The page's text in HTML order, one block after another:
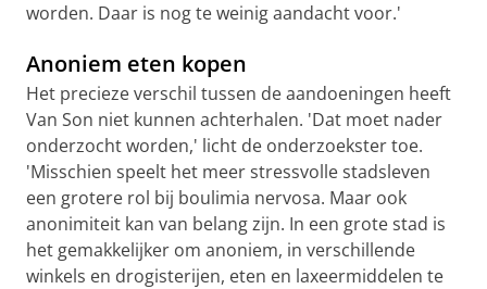
worden. Daar is nog te weinig aandacht voor.'
Anoniem eten kopen
Het precieze verschil tussen de aandoeningen heeft
Van Son niet kunnen achterhalen. 'Dat moet nader
onderzocht worden,' licht de onderzoekster toe.
'Misschien speelt het meer stressvolle stadsleven
een grotere rol bij boulimia nervosa. Maar ook
anonimiteit kan van belang zijn. In een grote stad is
het gemakkelijker om anoniem, in verschillende
winkels en drogisterijen, eten en laxeermiddelen te